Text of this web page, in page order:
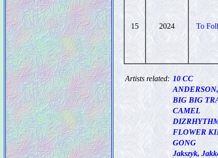
15 2024 To
Artists related: 10 CC
BIG BIG
CAMEL
FLOWER
GONG
Jakszyk,